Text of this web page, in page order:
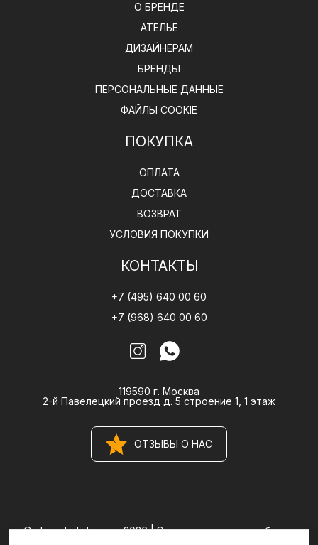
О БРЕНДЕ
АТЕЛЬЕ
ДИЗАЙНЕРАМ
БРЕНДЫ
ПЕРСОНАЛЬНЫЕ ДАННЫЕ
ФАЙЛЫ COOKIE
ПОКУПКА
ОПЛАТА
ДОСТАВКА
ВОЗВРАТ
УСЛОВИЯ ПОКУПКИ
КОНТАКТЫ
+7 (495) 640 00 60
+7 (968) 640 00 60
119590 г. Москва
2-й Павелецкий проезд д. 5 строение 1, 1 этаж
ОТЗЫВЫ О НАС
© claire-batiste.com, 2026 |Элитное постельное белье